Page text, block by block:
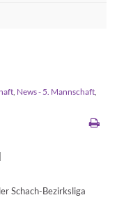
News - 5. Mannschaft
Schach-Bezirksliga